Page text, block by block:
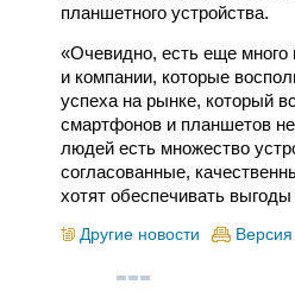
планшетного устройства.
«Очевидно, есть еще
и компании, которые
успеха на рынке, который
смартфонов и планшетов
людей есть множество
согласованные,
хотят обеспечивать
Другие новости